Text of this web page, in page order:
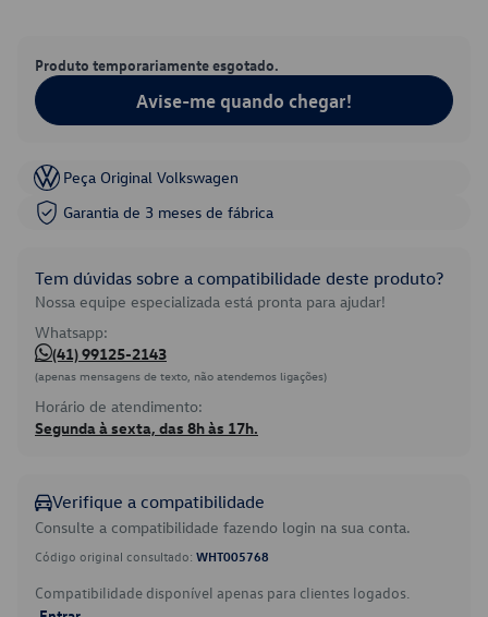
Produto temporariamente esgotado.
Avise-me quando chegar!
Peça Original Volkswagen
Garantia de 3 meses de fábrica
Tem dúvidas sobre a compatibilidade deste produto?
Nossa equipe especializada está pronta para ajudar!
Whatsapp:
(41) 99125-2143
(apenas mensagens de texto, não atendemos ligações)
Horário de atendimento:
Segunda à sexta, das 8h às 17h.
Verifique a compatibilidade
Consulte a compatibilidade fazendo login na sua conta.
Código original consultado: WHT005768
Compatibilidade disponível apenas para clientes logados.